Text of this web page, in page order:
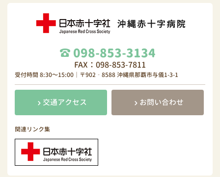
098-853-3134
FAX：098-853-7811
受付時間 8:30～15:00｜〒902‐8588 沖縄県那覇市与儀1-3-1
交通アクセス お問い合わせ
関連リンク集